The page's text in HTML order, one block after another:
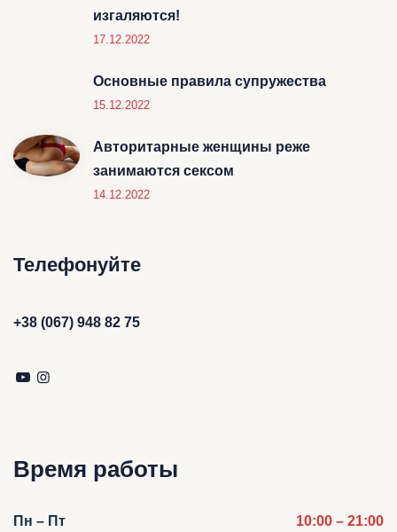
изгаляются!
17.12.2022
Основные правила супружества
15.12.2022
Авторитарные женщины реже
занимаются сексом
14.12.2022
Телефонуйте
+38 (067) 948 82 75
Время работы
Пн – Пт 10:00 – 21:00